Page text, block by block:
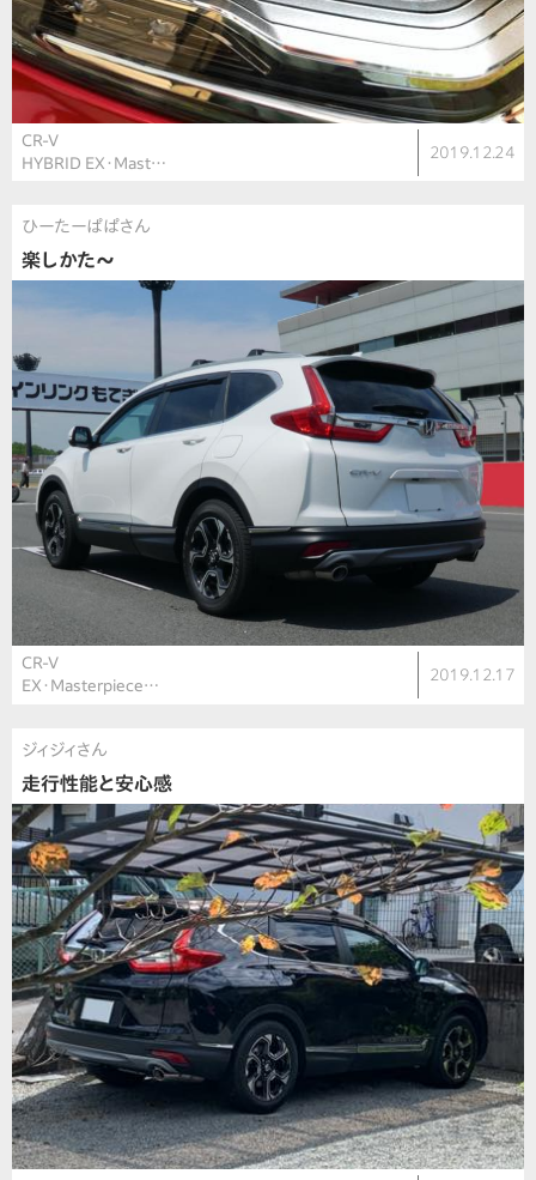
CR-V
HYBRID EX・Mast…
2019.12.24
ひーたーぱぱさん
楽しかた〜
CR-V
EX・Masterpiece…
2019.12.17
ジィジィさん
走行性能と安心感